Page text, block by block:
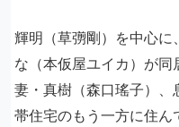
輝明（草彅剛）を中心に
な（本仮屋ユイカ）が
妻・真樹（森口瑤子）
帯住宅のもう一方に住ん